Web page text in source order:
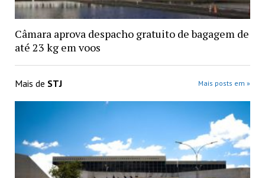
Câmara aprova despacho gratuito de bagagem de
até 23 kg em voos
Mais de STJ Mais posts em »